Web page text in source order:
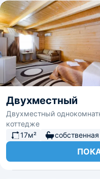
Двухместный
Двухместный
коттедже
17м²